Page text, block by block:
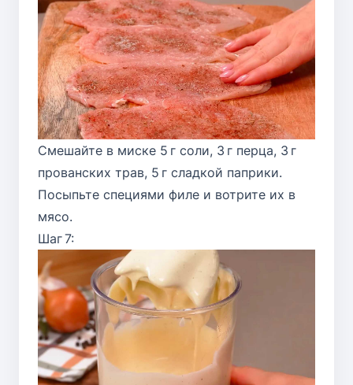
Смешайте в миске 5 г соли, 3 г перца, 3 г
прованских трав, 5 г сладкой паприки.
Посыпьте специями филе и вотрите их в
мясо.
Шаг 7: